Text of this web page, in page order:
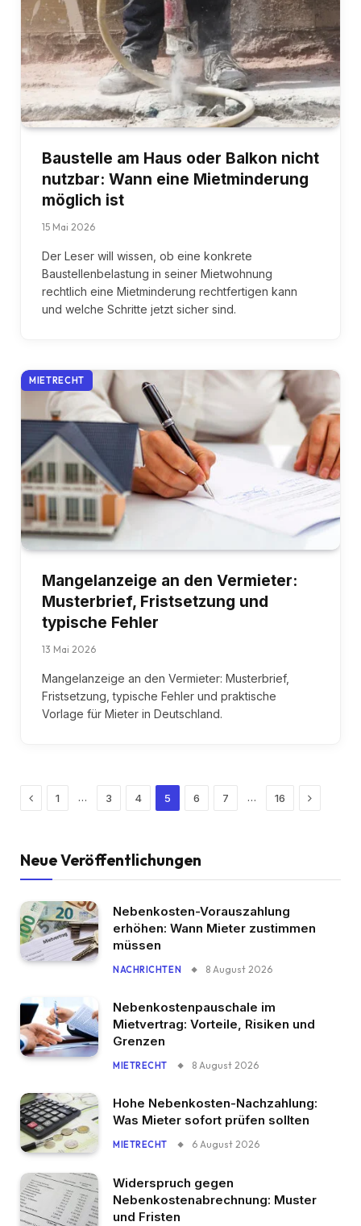
Baustelle am Haus oder Balkon nicht
nutzbar: Wann eine Mietminderung
möglich ist
15 Mai 2026
Der Leser will wissen, ob eine konkrete
Baustellenbelastung in seiner Mietwohnung
rechtlich eine Mietminderung rechtfertigen kann
und welche Schritte jetzt sicher sind.
MIETRECHT
Mangelanzeige an den Vermieter:
Musterbrief, Fristsetzung und
typische Fehler
13 Mai 2026
Mangelanzeige an den Vermieter: Musterbrief,
Fristsetzung, typische Fehler und praktische
Vorlage für Mieter in Deutschland.
Previous
1 … 3 4 5 6 7 … 16 Next
Neue Veröffentlichungen
Nebenkosten-Vorauszahlung
erhöhen: Wann Mieter zustimmen
müssen
NACHRICHTEN 8 August 2026
Nebenkostenpauschale im
Mietvertrag: Vorteile, Risiken und
Grenzen
MIETRECHT 8 August 2026
Hohe Nebenkosten-Nachzahlung:
Was Mieter sofort prüfen sollten
MIETRECHT 6 August 2026
Widerspruch gegen
Nebenkostenabrechnung: Muster
und Fristen